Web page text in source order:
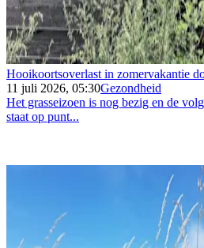
Hooikoortsoverlast in zomervakantie
11 juli 2026, 05:30Gezondheid
Het grasseizoen is nog bezig en de
staat op punt...